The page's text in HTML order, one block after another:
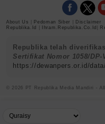
About Us Pedoman Siber
Disclaimer
Republika.id
Ihram.republika.co.id
Republika telah
Sertifikat Nomor 1058/
https://dewanpers.or.id/
© 2026 PT Republika Media Mandiri -